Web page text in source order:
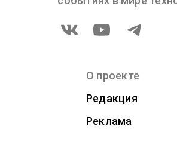
О проекте
Редакция
Реклама